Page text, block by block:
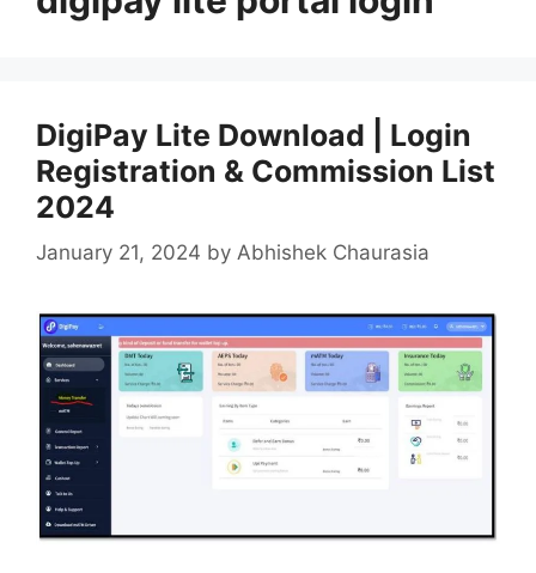
DigiPay Lite Download | Login
Registration & Commission List
2024
January 21, 2024 by Abhishek Chaurasia